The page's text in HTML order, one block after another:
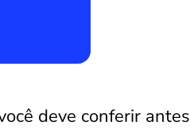
deve conferir antes